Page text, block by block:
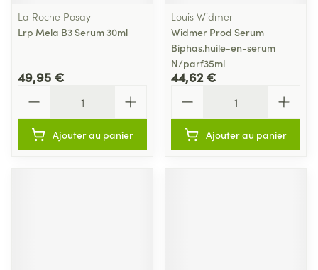
La Roche Posay
Lrp Mela B3 Serum 30ml
49,95 €
Ajouter au panier
Louis Widmer
Widmer Prod Serum
Biphas.huile-en-serum
N/parf35ml
44,62 €
Ajouter au panier